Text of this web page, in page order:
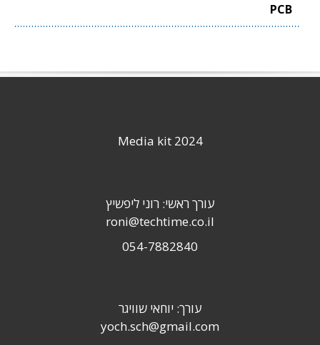
PCB
Media kit 2024
עורך ראשי: רוני ליפשיץ
roni@techtime.co.il
054-7882840
עורך: יוחאי שוויגר
yoch.sch@gmail.com